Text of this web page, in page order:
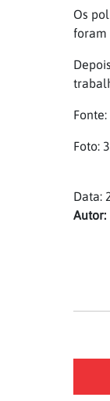
Os
foram
Foto:
Data:
Autor: